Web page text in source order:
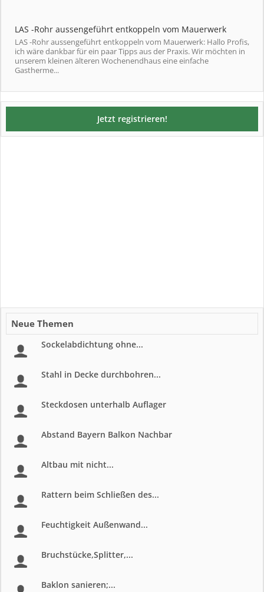
LAS -Rohr aussengeführt entkoppeln vom Mauerwerk
LAS -Rohr aussengeführt entkoppeln vom Mauerwerk: Hallo Profis,
ich wäre dankbar für ein paar Tipps aus der Praxis. Wir möchten in
unserem kleinen älteren Wochenendhaus eine einfache
Gastherme...
Jetzt registrieren!
Neue Themen
Sockelabdichtung ohne...
Stahl in Decke durchbohren...
Steckdosen unterhalb Auflager
Abstand Bayern Balkon Nachbar
Altbau mit nicht...
Rattern beim Schließen des...
Feuchtigkeit Außenwand...
Bruchstücke,Splitter,...
Baklon sanieren;...